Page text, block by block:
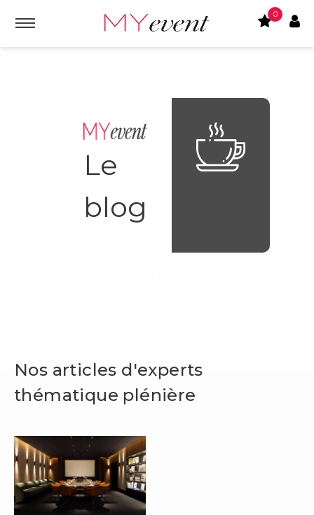
0
Le
blog
Nos articles d'experts
thématique plénière